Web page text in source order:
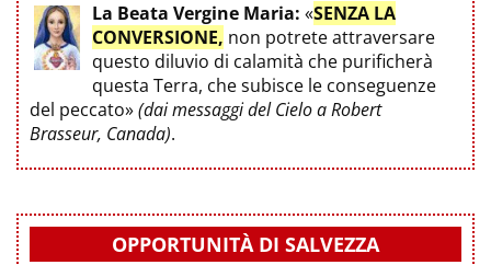
La Beata Vergine Maria: «SENZA LA
CONVERSIONE, non potrete attraversare
questo diluvio di calamità che purificherà
questa Terra, che subisce le conseguenze
del peccato»(dai messaggi del Cielo a Robert
Brasseur, Canada).
OPPORTUNITÀ DI SALVEZZA